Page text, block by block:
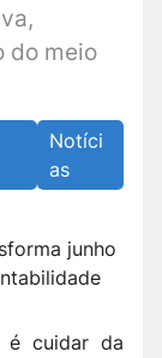
do meio
Notíci
as
é cuidar da